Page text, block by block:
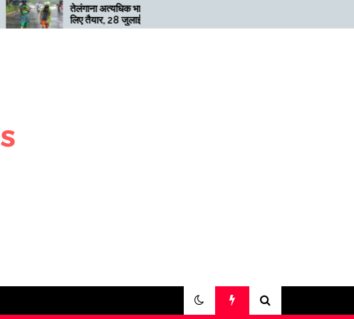
तेलंगाना अत्यधिक भारी बारिश के
लिए तैयार, 28 जुलाई तक ‘रेड’
अलर्ट जारी
नहीं हुई तो खनन लाभदायक नहीं है